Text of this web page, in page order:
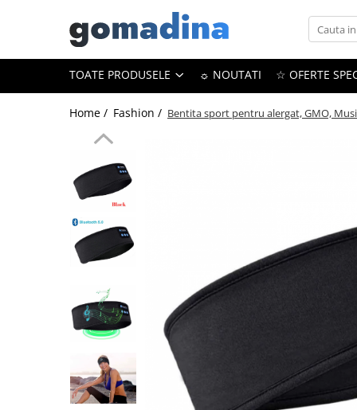
Toate Produsele
Trackere GPS
Ingrijire personala
Aparate & Accesorii ingrijire
Articole Sanatate & Wellness
Cosmetice & Produse ingrijire
Parfumuri cu feromoni
Periute dinti
Produse albire si curatare dinti
Accesorii pentru cap si par
TOATE PRODUSELE ☼ NOUTATI ☆ OFERTE
Home / Fashion / Bentita sport pentru alergat, GMO,